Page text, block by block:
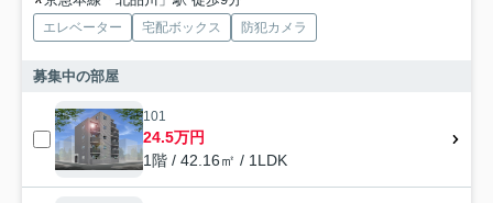
エレベーター 宅配ボックス 防犯カメラ
募集中の部屋
101
24.5万円
1階 / 42.16㎡ / 1LDK